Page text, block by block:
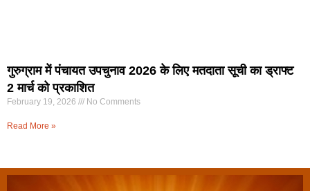
गुरुग्राम में पंचायत उपचुनाव 2026 के लिए मतदाता सूची का ड्राफ्ट
2 मार्च को प्रकाशित
February 19, 2026 No Comments
Read More »